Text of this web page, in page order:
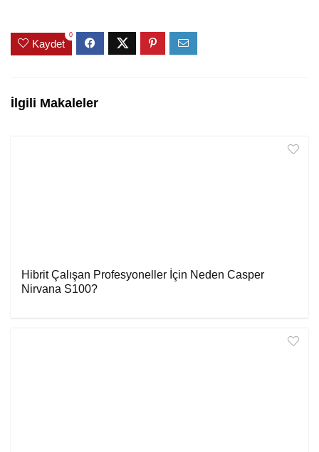
Kaydet
0
İlgili Makaleler
Hibrit Çalışan Profesyoneller İçin Neden Casper
Nirvana S100?